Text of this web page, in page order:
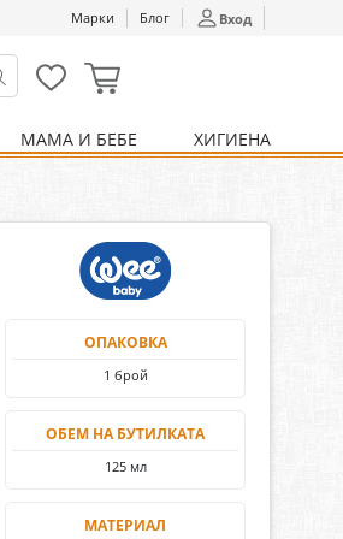
Марки Блог Вход
Сензорни органи
МАМА И БЕБЕ ХИГИЕНА
ОПАКОВКА
1 брой
ОБЕМ НА БУТИЛКАТА
125 мл
МАТЕРИАЛ